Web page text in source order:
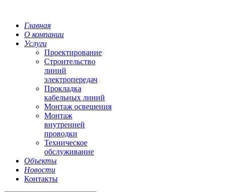
Главная
О компании
Услуги
Проектирование
Строительство
линий
электропередач
Прокладка
кабельных линий
Монтаж освещения
Монтаж
внутренней
проводки
Техническое
обслуживание
Объекты
Новости
Контакты